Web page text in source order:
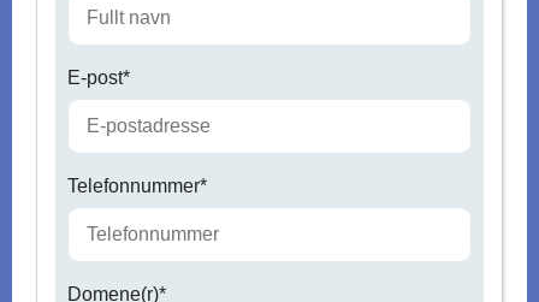
E-post*
Telefonnummer*
Domene(r)*